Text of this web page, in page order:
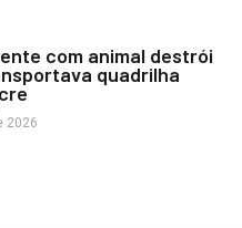
com animal destrói
quadrilha
2026